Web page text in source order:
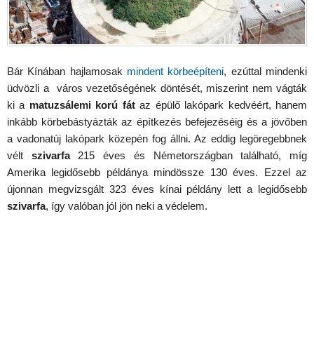
Bár Kínában hajlamosak mindent körbeépíteni, ezúttal mindenki
üdvözli a város vezetőségének döntését, miszerint nem vágták
ki a matuzsálemi korú fátaz épülő lakópark kedvéért, hanem
inkább körbebástyázták az építkezés befejezéséig és a jövőben
a vadonatúj lakópark közepén fog állni. Az eddig legöregebbnek
vélt szivarfa215 éves és Németországban található, míg
Amerika legidősebb példánya mindössze 130 éves. Ezzel az
újonnan megvizsgált 323 éves kínai példány lett a legidősebb
szivarfa, így valóban jól jön neki a védelem.